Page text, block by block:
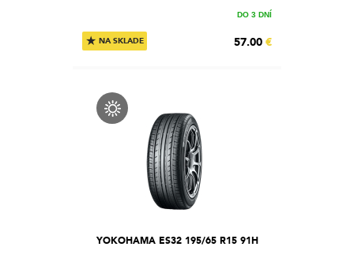
★ NA SKLADE
DO 3 DNÍ
57.00 €
YOKOHAMA ES32 195/65 R15 91H